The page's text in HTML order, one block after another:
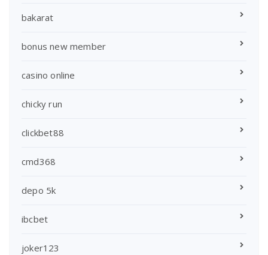
bakarat
bonus new member
casino online
chicky run
clickbet88
cmd368
depo 5k
ibcbet
joker123